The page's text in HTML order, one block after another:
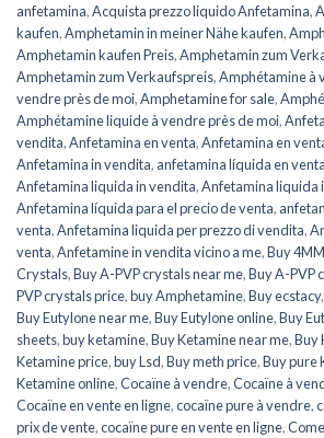
anfetamina,Acquista prezzo liquido Anfetamina,
kaufen,Amphetamin in meiner Nähe kaufen,
Amphetamin kaufen Preis,Amphetamin zum
Amphetamin zum Verkaufspreis,Amphétamine à
vendre près de moi,Amphetamine for sale,
Amphétamine liquide à vendre près de moi,
vendita,Anfetamina en venta,Anfetamina en
Anfetamina in vendita, anfetamina líquida en
Anfetamina liquida in vendita,Anfetamina liquida
Anfetamina líquida para el precio de venta,
venta,Anfetamina liquida per prezzo di vendita,
venta,Anfetamine in vendita vicino a me,Buy
Crystals,Buy A-PVP crystals near me,Buy A-PVP
PVP crystals price,buy Amphetamine,Buy ecstacy,
Buy Eutylone near me,Buy Eutylone online,Buy
sheets,buy ketamine,Buy Ketamine near me,Buy
Ketamine price,buy Lsd,Buy meth price,Buy pure
Ketamine online,Cocaïne à vendre,Cocaïne à
Cocaïne en vente en ligne,cocaïne pure à vendre,
prix de vente,cocaïne pure en vente en ligne,